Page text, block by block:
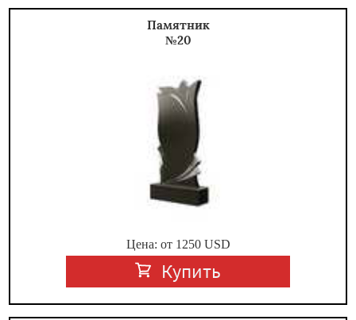
Памятник
№20
Цена: от 1250USD
Купить